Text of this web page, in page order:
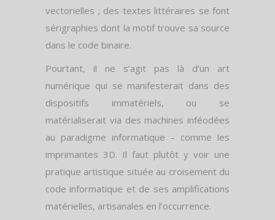
vectorielles ; des textes littéraires se font
sérigraphies dont la motif trouve sa source
dans le code binaire.
Pourtant, il ne s’agit pas là d’un art
numérique qui se manifesterait dans des
dispositifs immatériels, ou se
matérialiserait via des machines inféodées
au paradigme informatique – comme les
imprimantes 3D. Il faut plutôt y voir une
pratique artistique située au croisement du
code informatique et de ses amplifications
matérielles, artisanales en l’occurrence.